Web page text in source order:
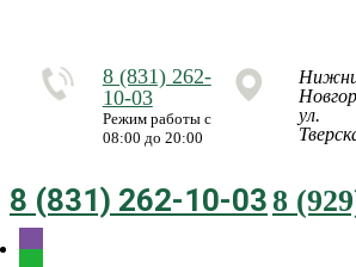
8 (831) 262-
10-03
Режим работы с
08:00 до 20:00
ул.
8 (831) 262-10-038